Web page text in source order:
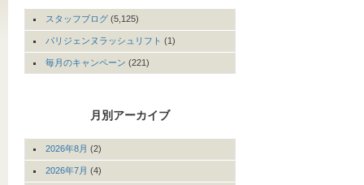
スタッフブログ (5,125)
パリジェンヌラッシュリフト (1)
毎月のキャンペーン (221)
月別アーカイブ
2026年8月 (2)
2026年7月 (4)